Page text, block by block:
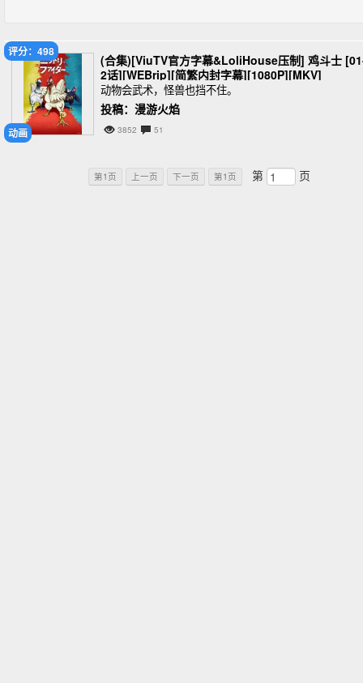
动画
评分：498
(合集)[ViuTV官方字幕&LoliHouse压制] 鸡斗士
2话][WEBrip][简繁内封字幕][1080P][MKV]
动物会武术，怪兽也挡不住。
投稿：漫游火焰
3852 51
第1页 上一页 下一页 第1页 第 页